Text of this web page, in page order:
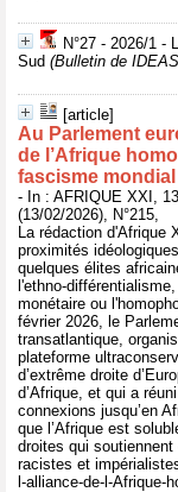
N°27 - 2026/1 -
Sud (Bulletin de
[article]
Au Parlement
de l’Afrique
fascisme mondial
- In : AFRIQUE XXI,
(13/02/2026), N°215,
La rédaction d'Afrique
proximités
quelques élites
l'ethno-
monétaire ou
février 2026, le
transatlantique,
plateforme
d’extrême droite
d’Afrique, et qui a
connexions jusqu’en
que l’Afrique est
droites qui
racistes et
l-alliance-de-l-Afrique-